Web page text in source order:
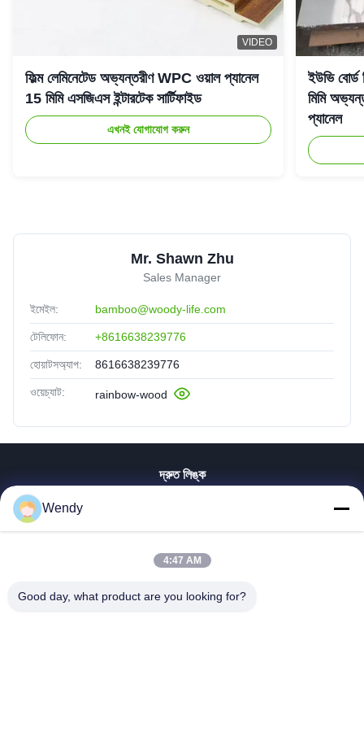
VIDEO
ফিল্ম লেমিনেটেড অভ্যন্তরীণ WPC ওয়াল প্যানেল
15 মিমি এসজিএস ইন্টারটেক সার্টিফাইড
এখনই যোগাযোগ করুন
ইউভি
মিমি
প্যানেল
Mr. Shawn Zhu
Sales Manager
ইমেইল: bamboo@woody-life.com
টেলিফোন: +8616638239776
হোয়াটসঅ্যাপ: 8616638239776
ওয়েচ্যাট: rainbow-wood
দ্রুত লিঙ্ক
ভিআর শো
Wendy
4:47 AM
Good day, what product are you looking for?